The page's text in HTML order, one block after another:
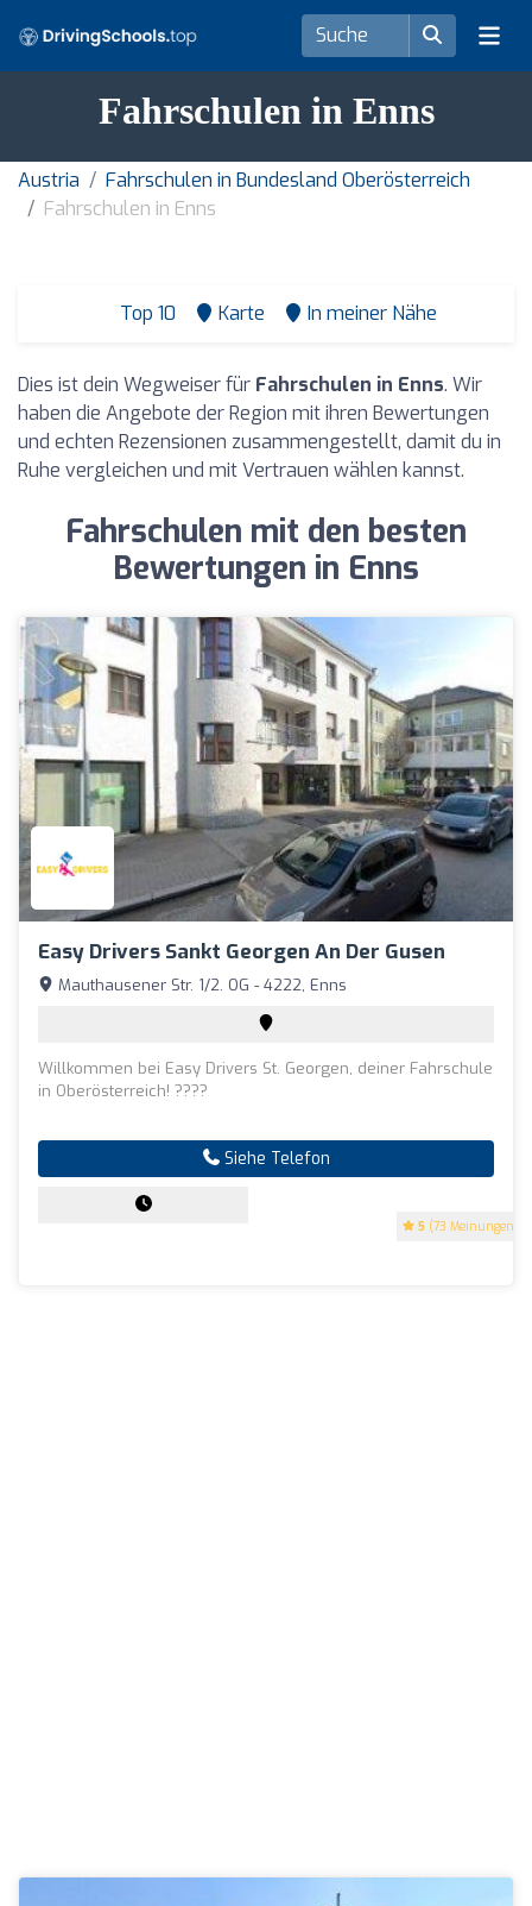
Fahrschulen in Enns
Austria
Fahrschulen in Bundesland Oberösterreich
Fahrschulen in Enns
Top 10 Karte In meiner Nähe
Dies ist dein Wegweiser für Fahrschulen in Enns. Wir
haben die Angebote der Region mit ihren Bewertungen
und echten Rezensionen zusammengestellt, damit du in
Ruhe vergleichen und mit Vertrauen wählen kannst.
Fahrschulen mit den besten
Bewertungen in Enns
Easy Drivers Sankt Georgen An Der Gusen
5 (73 Meinungen)
Mauthausener Str. 1/2. OG - 4222, Enns
Willkommen bei Easy Drivers St. Georgen, deiner Fahrschule
in Oberösterreich! ????
Siehe Telefon